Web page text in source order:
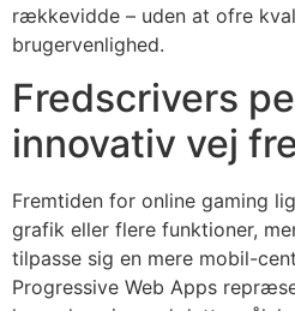
rækkevidde – uden at ofre
brugervenlighed.
Fredscrivers
innovativ vej
Fremtiden for online gaming
grafik eller flere funktioner,
tilpasse sig en mere mobil-
Progressive Web Apps